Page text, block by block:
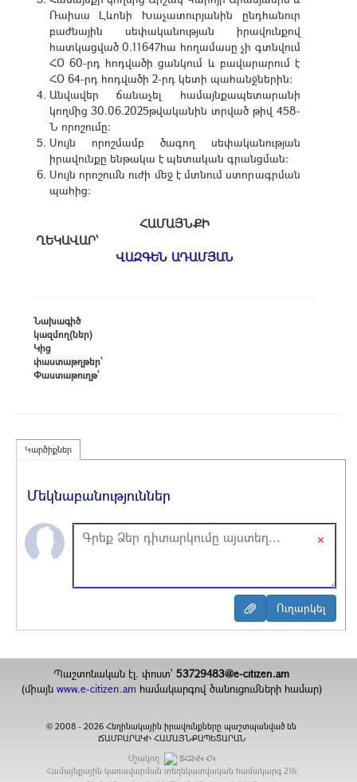
Ռաիսա Լևոնի Խաչատուրյանին ընդհանուր
բաժնային սեփականության իրավունքով
հատկացված 0.11647հա հողամասը չի գտնվում
ՀՕ 60-րդ հոդվածի ցանկում և բավարարում է
ՀՕ 64-րդ հոդվածի 2-րդ կետի պահանջներին:
Անվավեր ճանաչել համայնքապետարանի
կողմից 30.06.2025թվականին տրված թիվ 458-
Ն որոշումը:
Սույն որոշմամբ ծագող սեփականության
իրավունքը ենթակա է պետական գրանցման:
Սույն որոշումն ուժի մեջ է մտնում ստորագրման
պահից:
ՀԱՄԱՅՆՔԻ
ՂԵԿԱՎԱՐ՝
ՎԱԶԳԵՆ ԱԴԱՄՅԱՆ
Նախագիծ
կազմող(ներ)
Կից
փաստաթղթեր՝
Փաստաթուղթ՝
Կարծիքներ
Մեկնաբանություններ
×
Պաշտոնական էլ. փոստ`53729483@e-citizen.am
(միայն www.e-citizen.am համակարգով ծանուցումների համար)
© 2008 -2026 Հեղինակային իրավունքները պաշտպանված են
ՃԱՄԲԱՐԱԿԻ ՀԱՄԱՅՆՔԱՊԵՏԱՐԱՆ
Մշակող
ՏՀԶՎԿ ՀԿ
Համայնքային կառավարման տեղեկատվական համակարգ 216